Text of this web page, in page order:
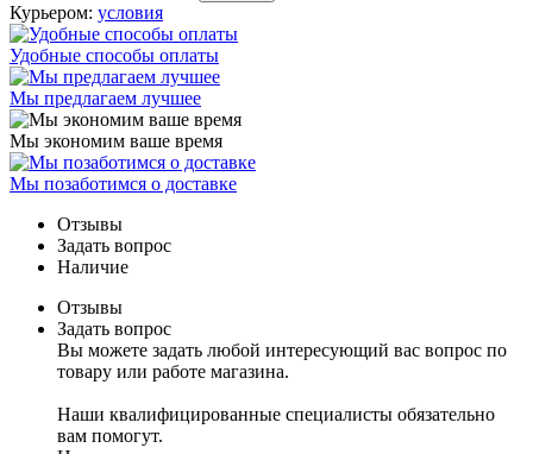
Курьером: условия
Удобные способы оплаты
Мы предлагаем лучшее
Мы экономим ваше время
Мы позаботимся о доставке
Отзывы
Задать вопрос
Наличие
Отзывы
Задать вопрос
Вы можете задать любой интересующий вас вопрос по
товару или работе магазина.
Наши квалифицированные специалисты обязательно
вам помогут.